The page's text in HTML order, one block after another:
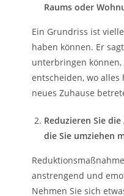
Raums oder
Ein Grundriss ist
haben können. Er
unterbringen
entscheiden, wo alles
neues Zuhause
Reduzieren Sie
die Sie umziehen
anstrengend und
Nehmen Sie sich